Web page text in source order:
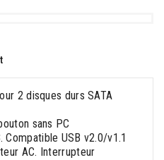
2 disques durs SATA
sans PC
Compatible USB v2.0/v1.1
AC. Interrupteur